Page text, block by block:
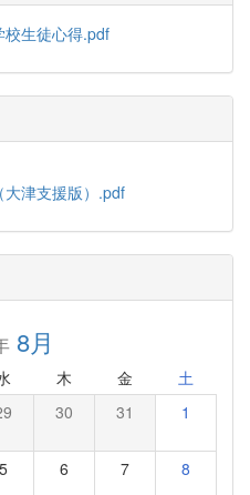
校生徒心得.pdf
津支援版）.pdf
8月
木 金 土
30 31 1
5 6 7 8